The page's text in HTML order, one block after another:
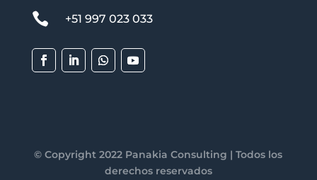
 +51 997 023 033
© Copyright 2022 Panakia Consulting | Todos los
derechos reservados